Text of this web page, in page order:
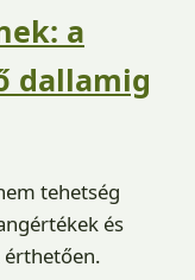
a
dallamig
tehetség
és
érthetően.